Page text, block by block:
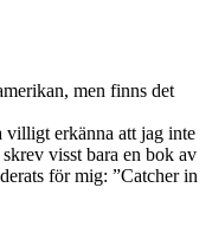
men finns det
villigt erkänna att jag inte
visst bara en bok av
för mig: ”Catcher in